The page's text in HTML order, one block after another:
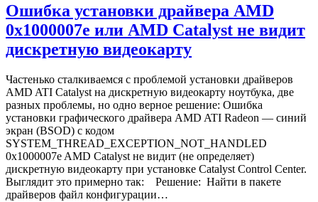
P210
256GB
(P210S256G25)
Ошибка установки драйвера AMD
0x1000007e или AMD Catalyst не видит
дискретную видеокарту
Частенько сталкиваемся с проблемой установки драйверов
AMD ATI Catalyst на дискретную видеокарту ноутбука, две
разных проблемы, но одно верное решение: Ошибка
установки графического драйвера AMD ATI Radeon — синий
экран (BSOD) c кодом
SYSTEM_THREAD_EXCEPTION_NOT_HANDLED
0x1000007e AMD Catalyst не видит (не определяет)
дискретную видеокарту при установке Catalyst Control Center.
Выглядит это примерно так: Решение: Найти в пакете
драйверов файл конфигурации…